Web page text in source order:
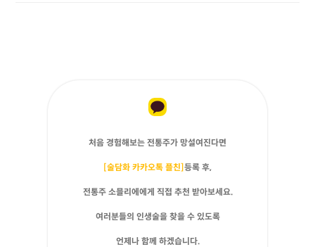
처음 경험해보는 전통주가 망설여진다면
[술담화 카카오톡 플친] 등록 후,
전통주 소믈리에에게 직접 추천 받아보세요.
여러분들의 인생술을 찾을 수 있도록
언제나 함께 하겠습니다.